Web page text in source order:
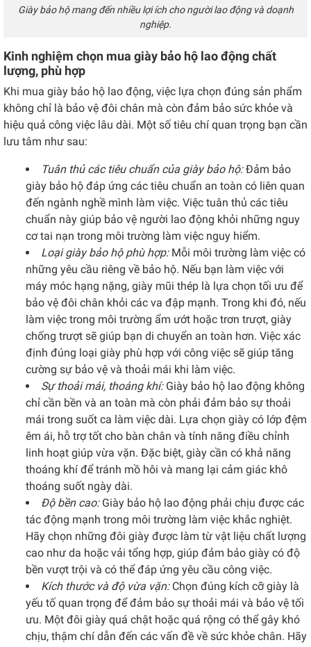
Giày bảo hộ mang đến nhiều lợi ích cho người lao động và doạnh
nghiệp.
Kinh nghiệm chọn mua giày bảo hộ lao động chất
lượng, phù hợp
Khi mua giày bảo hộ lao động, việc lựa chọn đúng sản phẩm
không chỉ là bảo vệ đôi chân mà còn đảm bảo sức khỏe và
hiệu quả công việc lâu dài. Một số tiêu chí quan trọng bạn cần
lưu tâm như sau:
Tuân thủ các tiêu chuẩn của giày bảo hộ:Đảm bảo
giày bảo hộ đáp ứng các tiêu chuẩn an toàn có liên quan
đến ngành nghề mình làm việc. Việc tuân thủ các tiêu
chuẩn này giúp bảo vệ người lao động khỏi những nguy
cơ tai nạn trong môi trường làm việc nguy hiểm.
Loại giày bảo hộ phù hợp:Mỗi môi trường làm việc có
những yêu cầu riêng về bảo hộ. Nếu bạn làm việc với
máy móc hạng nặng, giày mũi thép là lựa chọn tối ưu để
bảo vệ đôi chân khỏi các va đập mạnh. Trong khi đó, nếu
làm việc trong môi trường ẩm ướt hoặc trơn trượt, giày
chống trượt sẽ giúp bạn di chuyển an toàn hơn. Việc xác
định đúng loại giày phù hợp với công việc sẽ giúp tăng
cường sự bảo vệ và thoải mái khi làm việc.
Sự thoải mái, thoáng khí:Giày bảo hộ lao động không
chỉ cần bền và an toàn mà còn phải đảm bảo sự thoải
mái trong suốt ca làm việc dài. Lựa chọn giày có lớp đệm
êm ái, hỗ trợ tốt cho bàn chân và tính năng điều chỉnh
linh hoạt giúp vừa vặn. Đặc biệt, giày cần có khả năng
thoáng khí để tránh mồ hôi và mang lại cảm giác khô
thoáng suốt ngày dài.
Độ bền cao:Giày bảo hộ lao động phải chịu được các
tác động mạnh trong môi trường làm việc khắc nghiệt.
Hãy chọn những đôi giày được làm từ vật liệu chất lượng
cao như da hoặc vải tổng hợp, giúp đảm bảo giày có độ
bền vượt trội và có thể đáp ứng yêu cầu công việc.
Kích thước và độ vừa vặn:Chọn đúng kích cỡ giày là
yếu tố quan trọng để đảm bảo sự thoải mái và bảo vệ tối
ưu. Một đôi giày quá chật hoặc quá rộng có thể gây khó
chịu, thậm chí dẫn đến các vấn đề về sức khỏe chân. Hãy